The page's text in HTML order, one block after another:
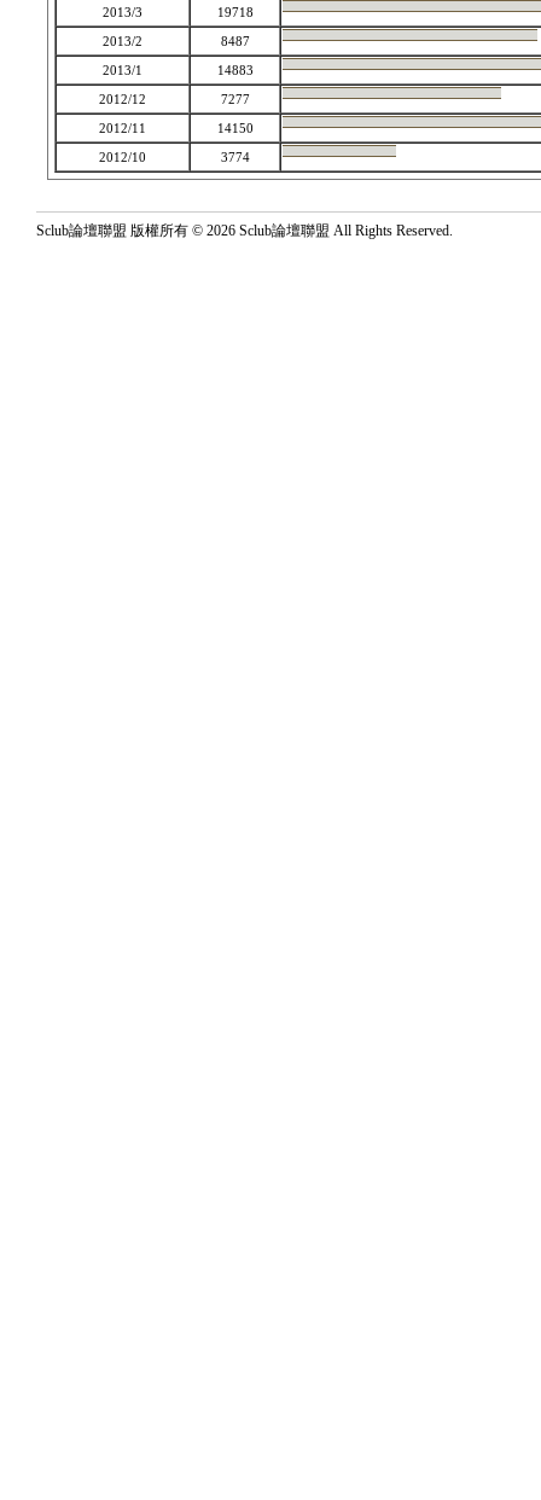
2013/3
19718
2013/2
8487
2013/1
14883
2012/12
7277
2012/11
14150
2012/10
3774
Sclub論壇聯盟 版權所有 © 2026 Sclub論壇聯盟 All Rights Reserved.